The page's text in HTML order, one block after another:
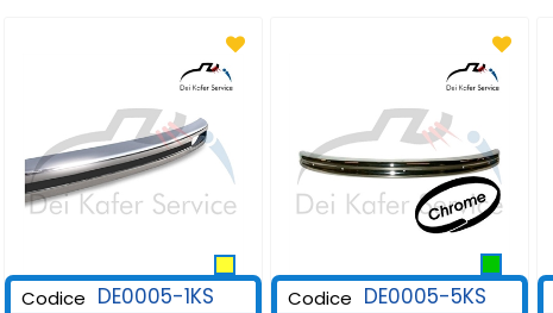
Codice DE0005-1KS Codice DE0005-5KS